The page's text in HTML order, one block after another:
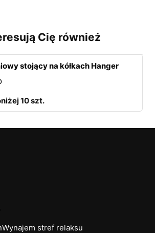
Cię również
stojący na kółkach Hanger
10 szt.
Wynajem stref relaksu